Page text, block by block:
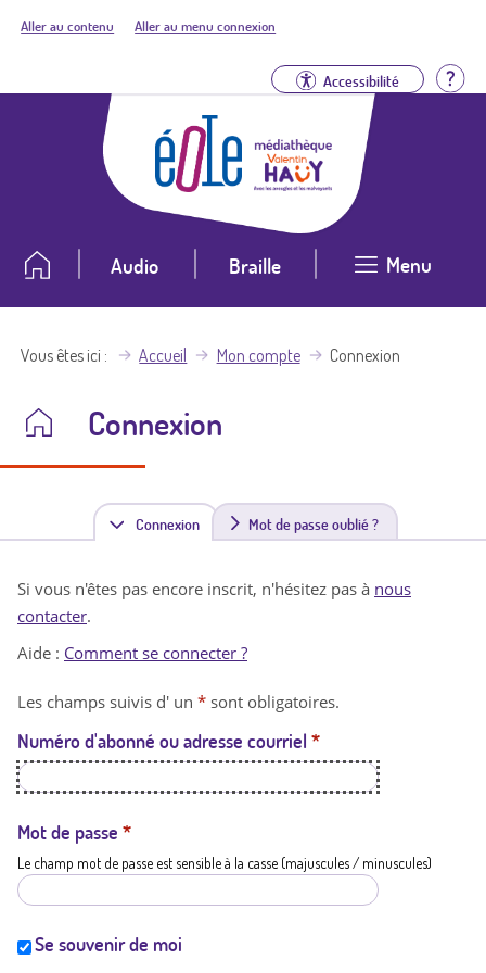
Aller au contenu Aller au menu connexion
Accessibilité
Audio Braille Menu
Vous êtes ici Accueil Mon compte Connexion
Connexion
Connexion(
n
t
a
t
i
Mot de passe oublié ?
Si vous n'êtes pas encore inscrit, n'hésitez pas à nous
contacter.
Aide : Comment se connecter ?
Les champs suivis d' un * sont obligatoires.
Numéro d'abonné ou adresse courriel *
Mot de passe *
Le champ mot de passe est sensible à la casse (majuscules / minuscules)
Se souvenir de moi